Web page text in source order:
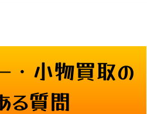
・小物買取の
る質問